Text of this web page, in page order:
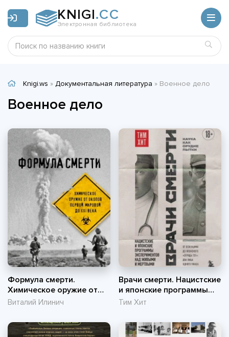
KNIGI.CC
Электронная библиотека
Knigi.ws » Документальная литература » Военное дело
Военное дело
Формула смерти.
Химическое оружие от
окопов Первой Мировой
Виталий Илинич
Врачи смерти. Нацистские
и японские программы
экспериментов над
Тим Хит